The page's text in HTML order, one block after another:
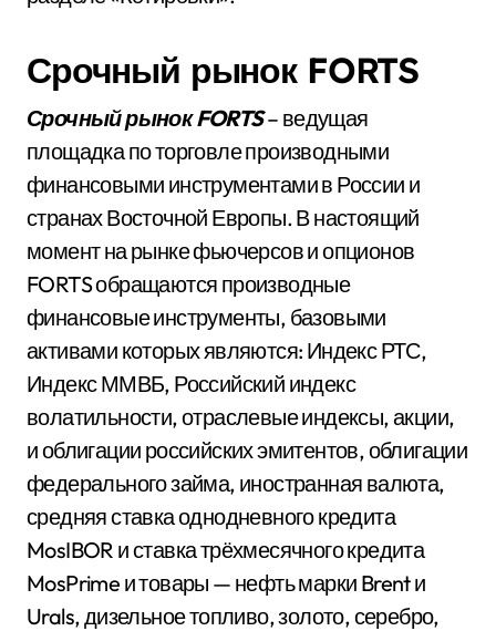
Срочный рынок FORTS
Срочный рынок FORTS– ведущая
площадка по торговле производными
финансовыми инструментами в России и
странах Восточной Европы. В настоящий
момент на рынке фьючерсов и опционов
FORTS обращаются производные
финансовые инструменты, базовыми
активами которых являются: Индекс РТС,
Индекс ММВБ, Российский индекс
волатильности, отраслевые индексы, акции,
и облигации российских эмитентов, облигации
федерального займа, иностранная валюта,
средняя ставка однодневного кредита
MosIBOR и ставка трёхмесячного кредита
MosPrime и товары — нефть марки Brent и
Urals, дизельное топливо, золото, серебро,